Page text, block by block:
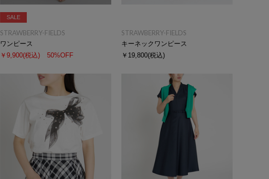
SALE
STRAWBERRY-FIELDS
ワンピース
￥9,900(税込) 50%OFF
STRAWBERRY-FIELDS
キーネックワンピース
￥19,800(税込)